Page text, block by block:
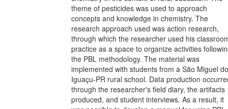
theme of pesticides was used to approach
concepts and knowledge in chemistry. The
research approach used was action research,
through which the researcher used his
practice as a space to organize activities
the PBL methodology. The material was
implemented with students from a São Miguel do
Iguaçu-PR rural school. Data production
through the researcher's field diary, the artifacts
produced, and student interviews. As a result, it